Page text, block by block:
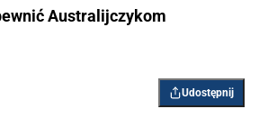
Australijczykom
Udostępnij